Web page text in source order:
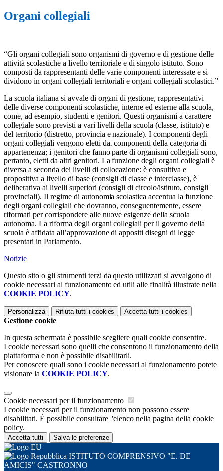
Organi collegiali
“Gli organi collegiali sono organismi di governo e di gestione delle
attività scolastiche a livello territoriale e di singolo istituto. Sono
composti da rappresentanti delle varie componenti interessate e si
dividono in organi collegiali territoriali e organi collegiali scolastici.”
La scuola italiana si avvale di organi di gestione, rappresentativi
delle diverse componenti scolastiche, interne ed esterne alla scuola,
come, ad esempio, studenti e genitori. Questi organismi a carattere
collegiale sono previsti a vari livelli della scuola (classe, istituto) e
del territorio (distretto, provincia e nazionale). I componenti degli
organi collegiali vengono eletti dai componenti della categoria di
appartenenza; i genitori che fanno parte di organismi collegiali sono,
pertanto, eletti da altri genitori. La funzione degli organi collegiali è
diversa a seconda dei livelli di collocazione: è consultiva e
propositiva a livello di base (consigli di classe e interclasse), è
deliberativa ai livelli superiori (consigli di circolo/istituto, consigli
provinciali). Il regime di autonomia scolastica accentua la funzione
degli organi collegiali che dovranno, conseguentemente, essere
riformati per corrispondere alle nuove esigenze della scuola
autonoma. La riforma degli organi collegiali per il governo della
scuola è affidata all’approvazione di appositi disegni di legge
presentati in Parlamento.
Notizie
Questo sito o gli strumenti terzi da questo utilizzati si avvalgono di
cookie necessari al funzionamento ed utili alle finalità illustrate nella
COOKIE POLICY.
Personalizza Rifiuta tutti i cookies Accetta tutti i cookies
Gestione cookie
In questa schermata è possibile scegliere quali cookie consentire.
I cookie necessari sono quelli che consentono il funzionamento della
piattaforma e non è possibile disabilitarli.
Per conoscere quali sono i cookie necessari al funzionamento potete
visionare la COOKIE POLICY.
Cookie necessari per il funzionamento
I cookie necessari per il funzionamento non possono essere
disabilitati. È possibile consultare l'elenco nella pagina della cookie
policy.
Accetta tutti Salva le preferenze
ISTITUTO COMPRENSIVO "E. DE
AMICIS" CASTRONNO